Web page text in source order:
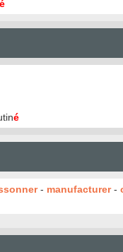
é
é
- manufacturer-